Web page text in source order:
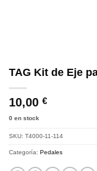
TAG Kit de Eje
10,00 €
0 en stock
SKU: T4000-11-114
Categoría: Pedales